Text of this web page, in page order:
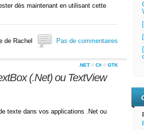
dès maintenant en utilisant cette
de Rachel Pas de commentaires
.NET // C# // GTK
(.Net) ou TextView
texte dans vos applications .Net ou